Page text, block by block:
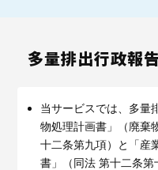
多量排出行政報
当サービスでは、多量
物処理計画書」（廃棄
十二条第九項）と「産
書」（同法 第十二条